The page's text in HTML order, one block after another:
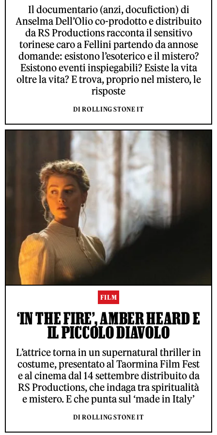
Il documentario (anzi, docufiction) di
Anselma Dell’Olio co-prodotto e distribuito
da RS Productions racconta il sensitivo
torinese caro a Fellini partendo da annose
domande: esistono l’esoterico e il mistero?
Esistono eventi inspiegabili? Esiste la vita
oltre la vita? E trova, proprio nel mistero, le
risposte
DI ROLLING STONE IT
FILM
‘IN THE FIRE’, AMBER HEARD E
IL PICCOLO DIAVOLO
L’attrice torna in un supernatural thriller in
costume, presentato al Taormina Film Fest
e al cinema dal 14 settembre distribuito da
RS Productions, che indaga tra spiritualità
e mistero. E che punta sul ‘made in Italy’
DI ROLLING STONE IT